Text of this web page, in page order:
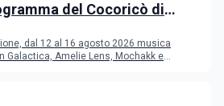
del Cocoricò di
dal 12 al 16 agosto 2026 musica
Galactica, Amelie Lens, Mochakk e